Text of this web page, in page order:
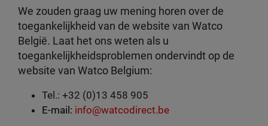
We zouden graag uw mening horen over de
toegankelijkheid van de website van Watco
België. Laat het ons weten als u
toegankelijkheidsproblemen ondervindt op de
website van Watco Belgium:
Tel.: +32 (0)13 458 905
E-mail: info@watcodirect.be